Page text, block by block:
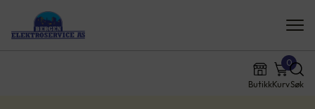
ButikkKurv
0
Søk